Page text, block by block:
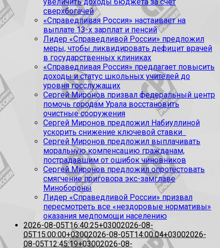
сверхбогачей
«Справедливая Россия» настаивает на
выплате 13-х зарплат и пенсий
Лидер «Справедливой России» предложил
меры, чтобы ликвидировать дефицит врачей
в государственных клиниках
«Справедливая Россия» предлагает повысить
доходы и статус школьных учителей до
уровня госслужащих
Сергей Миронов призвал федеральный центр
помочь городам Урала восстановить
очистные сооружения
Сергей Миронов предложил Набиуллиной
ускорить снижение ключевой ставки
Сергей Миронов предложил выплачивать
моральную компенсацию гражданам,
пострадавшим от ошибок чиновников
Сергей Миронов предложил опротестовать
смягчение приговора экс-замглаве
Минобороны
Лидер «Справедливой России» призвал
пересмотреть все «нездоровые нормативы»
оказания медпомощи населению
2026-08-05T16:40:25+03002026-08-
05T15:00:00+03002026-08-05T14:00:04+03002026-
08-05T12:45:19+03002026-08-